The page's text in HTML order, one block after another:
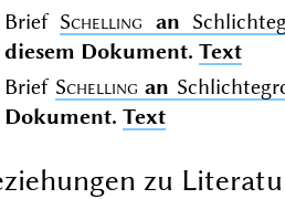
Brief Schelling an
diesem Dokument. Text
Brief Schelling an
Dokument. Text
zu